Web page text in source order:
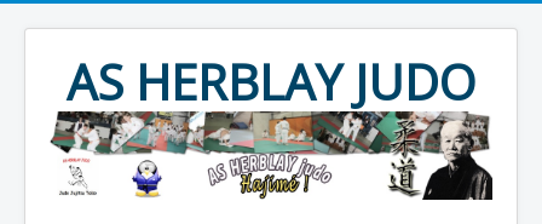
AS HERBLAY JUDO